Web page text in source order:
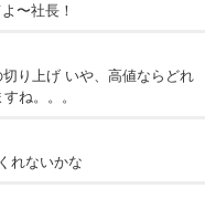
〜社長！
り上げ いや、高値ならどれ
ね。。。
れないかな